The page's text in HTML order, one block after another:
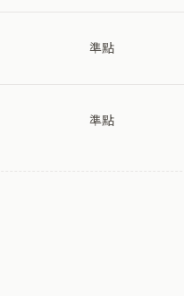
準點
準點